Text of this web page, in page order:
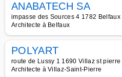
ANABATECH SA
impasse des Sources 4 1782
Architecte à Belfaux
POLYART
route de Lussy 1 1690 Villaz st
Architecte à Villaz-Saint-Pierre